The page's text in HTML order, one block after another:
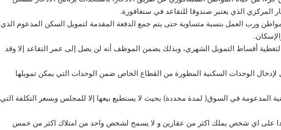
المركزي الذي يعتبر صندوقا للتقاعد في سنغافورة.
ورب العمل بنسبة متساوية حتى يتم جمع الدفعة المقدمة لتمويل السكن المدعوم الذي
أقساط التمويل الشهري، وبذلك يضمن الموظف أنه لن يصل إلى عمر التقاعد إلا وقد
الوحدات السكنية المطورة من القطاع الخاص ضمن الوحدات التي يمكن تمويلها
المدعومة في السوق( لمدة محددة) بحيث لا يستطيع بيعها إلا للمجلس وبسعر التكلفة التي
على اي شخص يملك اكثر من عقارين و لا يسمح لشخص واحد من امتلاك اكثر من خمس